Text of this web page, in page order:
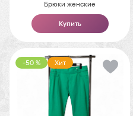
Брюки женские
Купить
-50 % Хит